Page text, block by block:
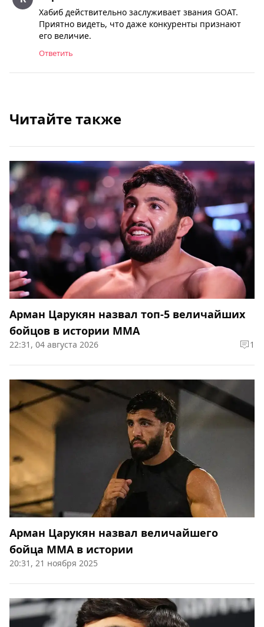
Хабиб действительно заслуживает звания GOAT.
Приятно видеть, что даже конкуренты признают
его величие.
Ответить
Читайте также
Арман Царукян назвал топ-5 величайших
бойцов в истории ММА
22:31, 04 августа 2026 1
Арман Царукян назвал величайшего
бойца ММА в истории
20:31, 21 ноября 2025